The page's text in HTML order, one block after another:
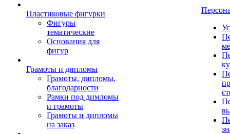
Пластиковые фигурки
Фигуры
тематические
Основания для
фигур
Грамоты и дипломы
Грамоты, дипломы,
благодарности
Рамки под димломы
и грамоты
Грамоты и дипломы
на заказ